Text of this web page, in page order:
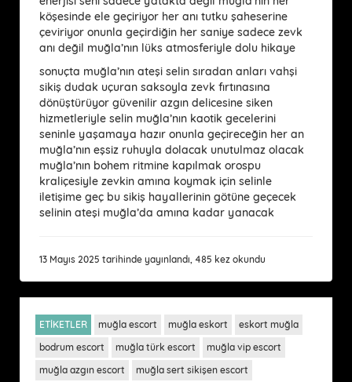
köşesinde ele geçiriyor her anı tutku şaheserine
çeviriyor onunla geçirdiğin her saniye sadece zevk
anı değil muğla’nın lüks atmosferiyle dolu hikaye
sonuçta muğla’nın ateşi selin sıradan anları vahşi
sikiş dudak uçuran saksoyla zevk fırtınasına
dönüştürüyor güvenilir azgın delicesine siken
hizmetleriyle selin muğla’nın kaotik gecelerini
seninle yaşamaya hazır onunla geçireceğin her an
muğla’nın eşsiz ruhuyla dolacak unutulmaz olacak
muğla’nın bohem ritmine kapılmak orospu
kraliçesiyle zevkin amına koymak için selinle
iletişime geç bu sikiş hayallerinin götüne geçecek
selinin ateşi muğla’da amına kadar yanacak
13 Mayıs 2025 tarihinde yayınlandı, 485 kez okundu
ETİKETLER muğla escort muğla eskort
eskort muğla
bodrum escort
muğla türk escort
muğla vip escort
muğla azgın escort
muğla sert sikişen escort